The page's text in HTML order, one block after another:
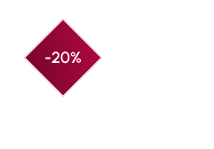
-20%